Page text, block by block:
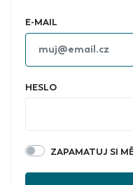
E-MAIL
HESLO
ZAPAMATUJ SI